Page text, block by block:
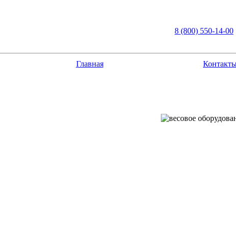
8 (800) 550-14-00
Главная